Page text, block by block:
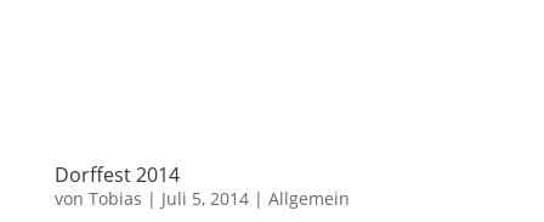
Dorffest 2014
von Tobias | Juli 5, 2014| Allgemein